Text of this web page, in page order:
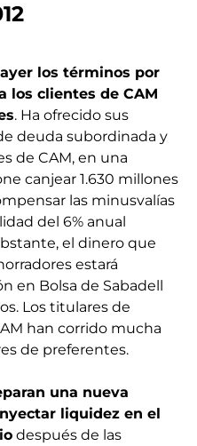
los términos por
los clientes de CAM
. Ha ofrecido sus
deuda subordinada y
de CAM, en una
canjear 1.630 millones
las minusvalías
del 6% anual
el dinero que
estará
en Bolsa de Sabadell
Los titulares de
han corrido mucha
de preferentes.
una nueva
liquidez en el
después de las